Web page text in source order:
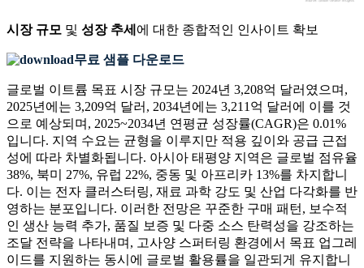
시장 규모 및 성장 추세 에 대한 종합적인 인사이트 확보
무료 샘플 다운로드
글로벌 이트륨 목표 시장 규모는 2024년 3,208억 달러였으며,
2025년에는 3,209억 달러, 2034년에는 3,211억 달러에 이를 것
으로 예상되며, 2025~2034년 연평균 성장률(CAGR)은 0.01%
입니다. 지역 수요는 균형을 이루지만 적용 깊이와 공급 근접
성에 따라 차별화됩니다. 아시아 태평양 지역은 글로벌 점유율
38%, 북미 27%, 유럽 22%, 중동 및 아프리카 13%를 차지합니
다. 이는 전자 클러스터링, 재료 과학 강도 및 산업 다각화를 반
영하는 분포입니다. 이러한 전망은 꾸준한 구매 패턴, 보수적
인 생산 능력 추가, 품질 보증 및 다중 소스 탄력성을 강조하는
조달 전략을 나타내며, 고사양 스퍼터링 환경에서 목표 업그레
이드를 지원하는 동시에 글로벌 활용률을 일관되게 유지합니